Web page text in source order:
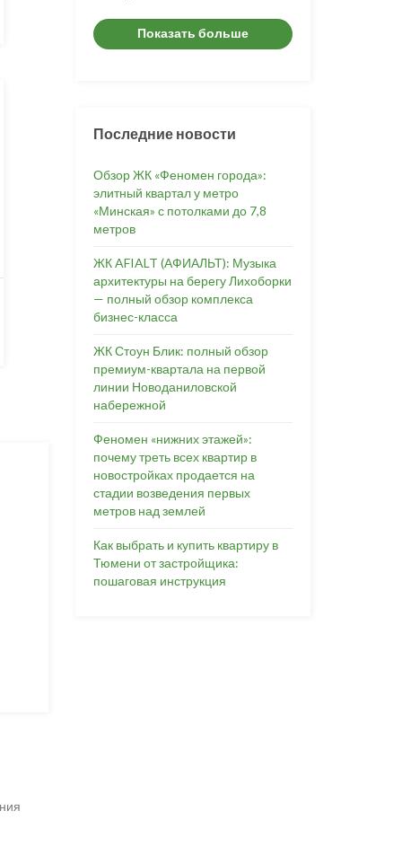
Показать больше
Последние новости
Обзор ЖК «Феномен города»:
элитный квартал у метро
«Минская» с потолками до 7,8
метров
ЖК AFIALT (АФИАЛЬТ): Музыка
архитектуры на берегу Лихоборки
— полный обзор комплекса
бизнес-класса
ЖК Стоун Блик: полный обзор
премиум-квартала на первой
линии Новоданиловской
набережной
Феномен «нижних этажей»:
почему треть всех квартир в
новостройках продается на
стадии возведения первых
метров над землей
Как выбрать и купить квартиру в
Тюмени от застройщика:
пошаговая инструкция